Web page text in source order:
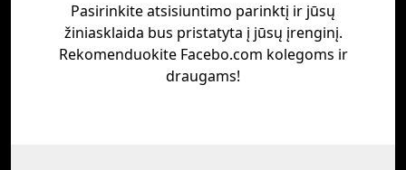
Pasirinkite atsisiuntimo parinktį ir jūsų
žiniasklaida bus pristatyta į jūsų įrenginį.
Rekomenduokite Facebo.com kolegoms ir
draugams!